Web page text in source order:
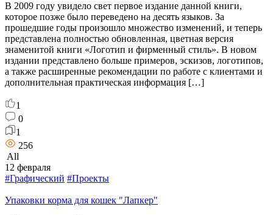
В 2009 году увидело свет первое издание данной книги,
которое позже было переведено на десять языков. За
прошедшие годы произошло множество изменений, и теперь
представлена полностью обновленная, цветная версия
знаменитой книги «Логотип и фирменный стиль». В новом
издании представлено больше примеров, эскизов, логотипов,
а также расширенные рекомендации по работе с клиентами и
дополнительная практическая информация […]
1
0
1
256
All
12 февраля
#Графический #Проекты
Упаковки корма для кошек "Лапкер"